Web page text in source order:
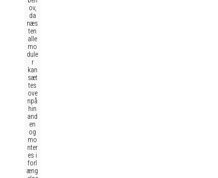
ov,
da
næs
ten
alle
mo
dule
r
kan
sæt
tes
ove
npå
hin
and
en
og
mo
nter
es i
forl
æng